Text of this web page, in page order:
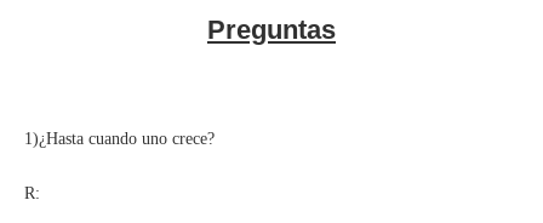
Preguntas
1)¿Hasta cuando uno crece?
R: